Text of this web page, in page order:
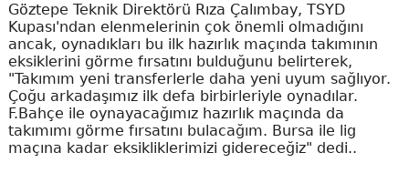
Göztepe Teknik Direktörü Rıza Çalımbay, TSYD
Kupası'ndan elenmelerinin çok önemli olmadığını
ancak, oynadıkları bu ilk hazırlık maçında takımının
eksiklerini görme fırsatını bulduğunu belirterek,
"Takımım yeni transferlerle daha yeni uyum sağlıyor.
Çoğu arkadaşımız ilk defa birbirleriyle oynadılar.
F.Bahçe ile oynayacağımız hazırlık maçında da
takımımı görme fırsatını bulacağım. Bursa ile lig
maçına kadar eksikliklerimizi gidereceğiz" dedi..